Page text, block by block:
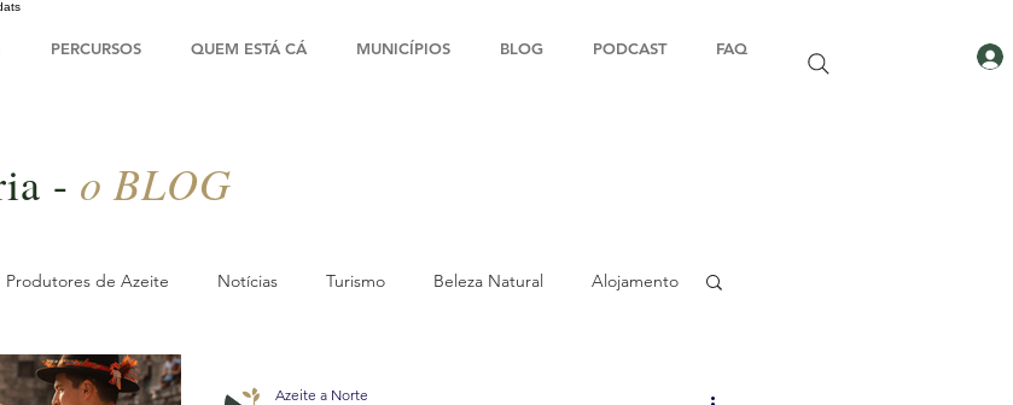
PERCURSOS QUEM ESTÁ CÁ MUNICÍPIOS BLOG PODCAST FAQ
- o BLOG
Produtores de Azeite Notícias Turismo Beleza Natural Alojamento
Olivoturismo Oliveira
Azeite a Norte